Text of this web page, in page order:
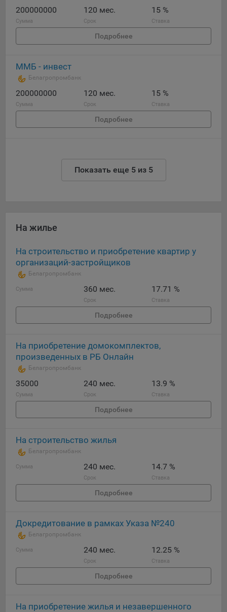
200000000
Сумма
120 мес.
Срок
15 %
Ставка
Подробнее
ММБ - инвест
Белагропромбанк
200000000
Сумма
120 мес.
Срок
15 %
Ставка
Подробнее
Показать еще 5 из 5
На жилье
На строительство и приобретение квартир у
организаций-застройщиков
Белагропромбанк
Сумма 360 мес.
Срок
17.71 %
Ставка
Подробнее
На приобретение домокомплектов,
произведенных в РБ Онлайн
Белагропромбанк
35000
Сумма
240 мес.
Срок
13.9 %
Ставка
Подробнее
На строительство жилья
Белагропромбанк
Сумма 240 мес.
Срок
14.7 %
Ставка
Подробнее
Докредитование в рамках Указа №240
Белагропромбанк
Сумма 240 мес.
Срок
12.25 %
Ставка
Подробнее
На приобретение жилья и незавершенного